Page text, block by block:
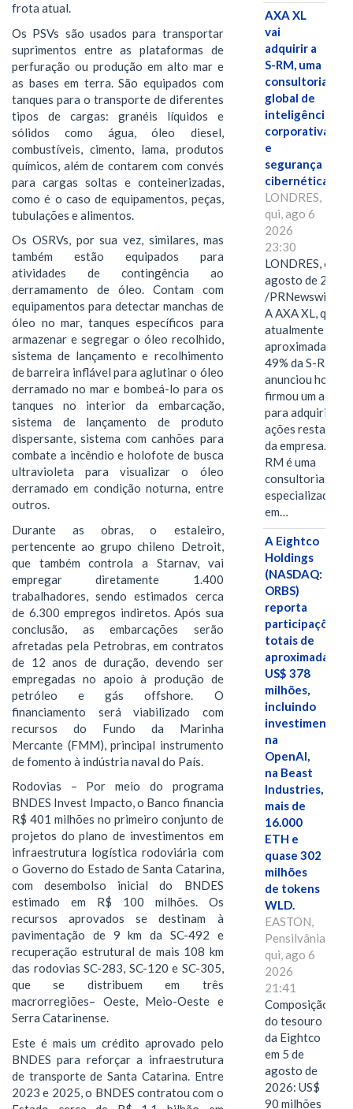
frota atual.
Os PSVs são usados para transportar
suprimentos entre as plataformas de
perfuração ou produção em alto mar e
as bases em terra. São equipados com
tanques para o transporte de diferentes
tipos de cargas: granéis líquidos e
sólidos como água, óleo diesel,
combustíveis, cimento, lama, produtos
químicos, além de contarem com convés
para cargas soltas e conteinerizadas,
como é o caso de equipamentos, peças,
tubulações e alimentos.
Os OSRVs, por sua vez, similares, mas
também estão equipados para
atividades de contingência ao
derramamento de óleo. Contam com
equipamentos para detectar manchas de
óleo no mar, tanques específicos para
armazenar e segregar o óleo recolhido,
sistema de lançamento e recolhimento
de barreira inflável para aglutinar o óleo
derramado no mar e bombeá-lo para os
tanques no interior da embarcação,
sistema de lançamento de produto
dispersante, sistema com canhões para
combate a incêndio e holofote de busca
ultravioleta para visualizar o óleo
derramado em condição noturna, entre
outros.
Durante as obras, o estaleiro,
pertencente ao grupo chileno Detroit,
que também controla a Starnav, vai
empregar diretamente 1.400
trabalhadores, sendo estimados cerca
de 6.300 empregos indiretos. Após sua
conclusão, as embarcações serão
afretadas pela Petrobras, em contratos
de 12 anos de duração, devendo ser
empregadas no apoio à produção de
petróleo e gás offshore. O
financiamento será viabilizado com
recursos do Fundo da Marinha
Mercante (FMM), principal instrumento
de fomento à indústria naval do País.
Rodovias – Por meio do programa
BNDES Invest Impacto, o Banco financia
R$ 401 milhões no primeiro conjunto de
projetos do plano de investimentos em
infraestrutura logística rodoviária com
o Governo do Estado de Santa Catarina,
com desembolso inicial do BNDES
estimado em R$ 100 milhões. Os
recursos aprovados se destinam à
pavimentação de 9 km da SC-492 e
recuperação estrutural de mais 108 km
das rodovias SC-283, SC-120 e SC-305,
que se distribuem em três
macrorregiões– Oeste, Meio-Oeste e
Serra Catarinense.
Este é mais um crédito aprovado pelo
BNDES para reforçar a infraestrutura
de transporte de Santa Catarina. Entre
2023 e 2025, o BNDES contratou com o
AXA XL
vai
adquirir a
S-RM, uma
consultoria
global de
inteligência
corporativa
e
segurança
cibernética
LONDRES,
qui, ago 6
2026
23:30
LONDRES, 6 de
agosto de 2026
/PRNewswire/ --
A AXA XL, que
atualmente
49% da S-RM,
anunciou hoje
firmou um
para adquirir as
ações restantes
da empresa. A S-
RM é uma
consultoria
especializada
em…
A Eightco
Holdings
(NASDAQ:
ORBS)
reporta
participações
totais de
US$ 378
milhões,
incluindo
investimentos
na
OpenAI,
na Beast
Industries,
mais de
16.000
ETH e
quase 302
milhões
de tokens
WLD.
EASTON,
Pensilvânia,
qui, ago 6
2026
21:41
Composição
do tesouro
da Eightco
em 5 de
agosto de
2026: US$
90 milhões